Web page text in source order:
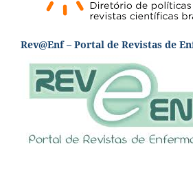
Rev@Enf – Portal de Revistas de